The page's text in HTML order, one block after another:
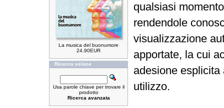
La musica del buonumore
24.90EUR
Ricerca veloce
Usa parole chiave per trovare il
prodotto
Ricerca avanzata
qualsiasi
rendendole
visualizzazione
apportate, la cui
adesione
utilizzo.